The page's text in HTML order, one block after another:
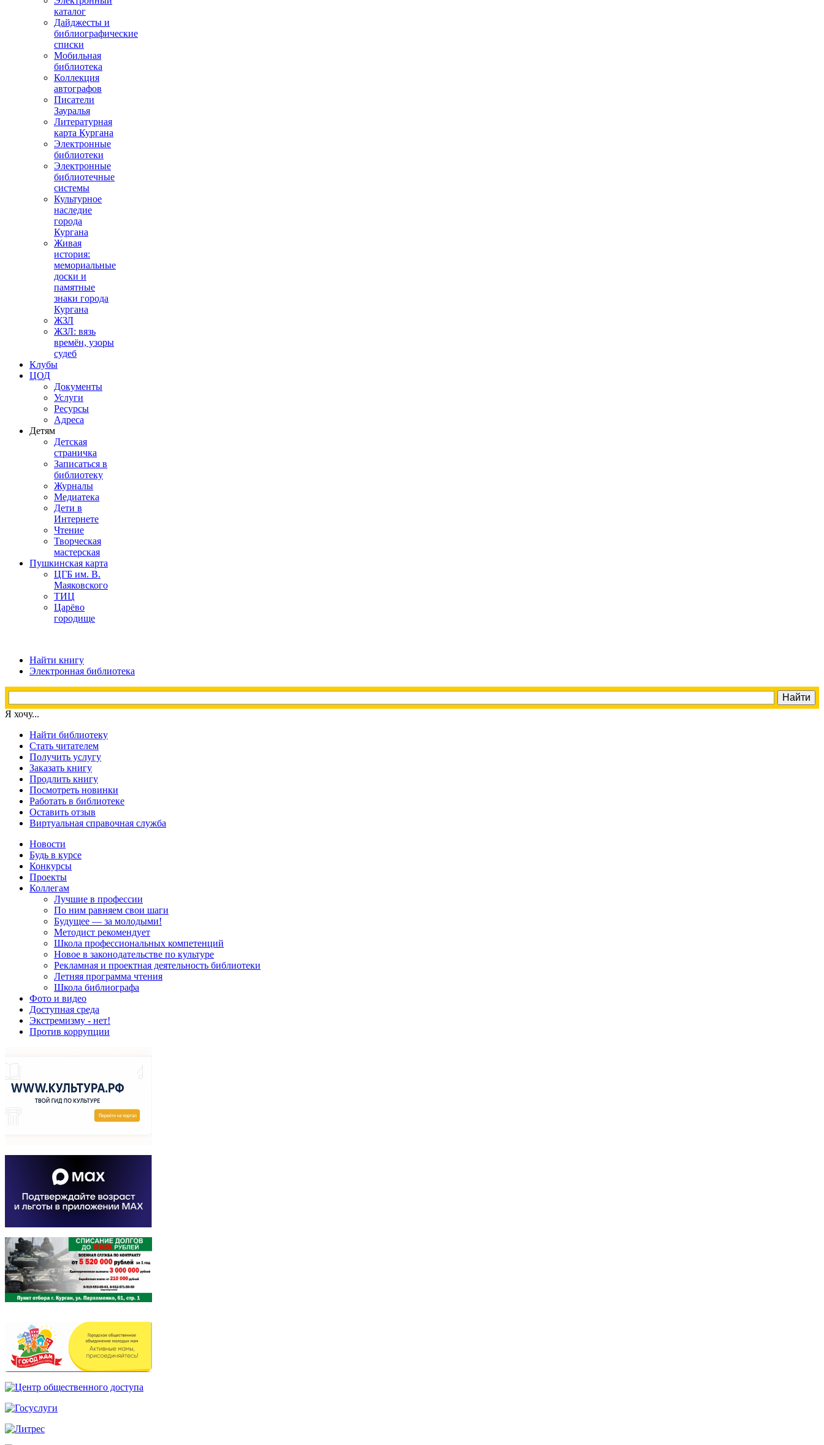
каталог
Дайджесты и
библиографические
списки
Мобильная
библиотека
Коллекция
автографов
Писатели
Зауралья
Литературная
карта Кургана
Электронные
библиотеки
Электронные
библиотечные
системы
Культурное
наследие
города
Кургана
Живая
история:
мемориальные
доски и
памятные
знаки города
Кургана
ЖЗЛ
ЖЗЛ: вязь
времён, узоры
судеб
Клубы
ЦОД
Документы
Услуги
Ресурсы
Адреса
Детям
Детская
страничка
Записаться в
библиотеку
Журналы
Медиатека
Дети в
Интернете
Чтение
Творческая
мастерская
Пушкинская карта
ЦГБ им. В.
Маяковского
ТИЦ
Царёво
городище
Найти книгу
Электронная библиотека
Я хочу...
Найти библиотеку
Стать читателем
Получить услугу
Заказать книгу
Продлить книгу
Посмотреть новинки
Работать в библиотеке
Оставить отзыв
Виртуальная справочная служба
Новости
Будь в курсе
Конкурсы
Проекты
Коллегам
Лучшие в профессии
По ним равняем свои шаги
Будущее — за молодыми!
Методист рекомендует
Школа профессиональных компетенций
Новое в законодательстве по культуре
Рекламная и проектная деятельность библиотеки
Летняя программа чтения
Школа библиографа
Фото и видео
Доступная среда
Экстремизму - нет!
Против коррупции